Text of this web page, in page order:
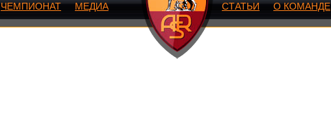
ЧЕМПИОНАТ МЕДИА СТАТЬИ О КОМАНДЕ